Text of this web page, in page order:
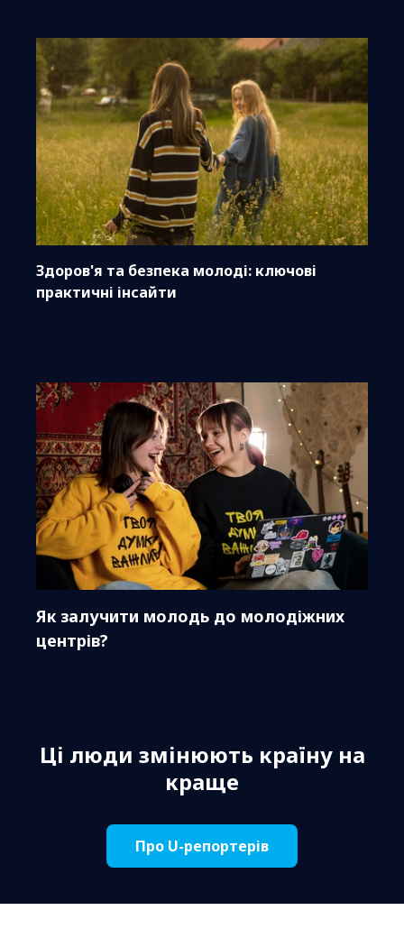
Здоров'я та безпека молоді: ключові
практичні інсайти
Як залучити молодь до молодіжних
центрів?
Ці люди змінюють країну на
краще
Про U-репортерів